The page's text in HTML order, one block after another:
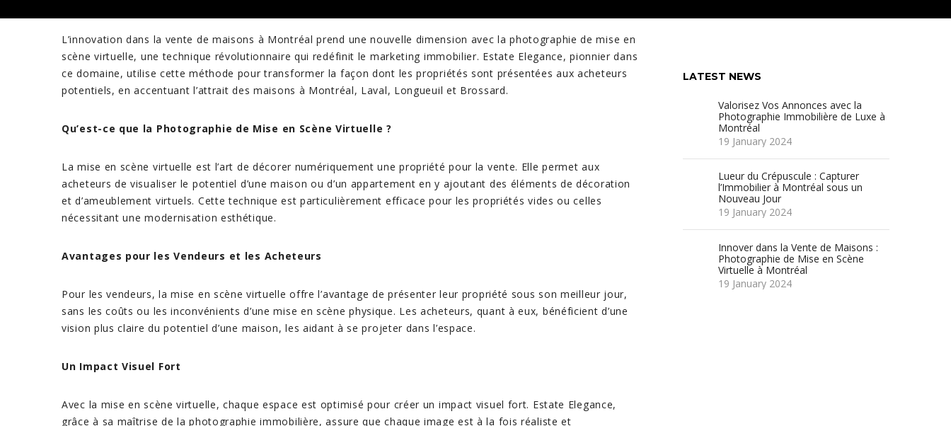
L’innovation dans la vente de maisons à Montréal prend une nouvelle dimension avec la photographie de mise en
scène virtuelle, une technique révolutionnaire qui redéfinit le marketing immobilier. Estate Elegance, pionnier dans
ce domaine, utilise cette méthode pour transformer la façon dont les propriétés sont présentées aux acheteurs
potentiels, en accentuant l’attrait des maisons à Montréal, Laval, Longueuil et Brossard.
Qu’est-ce que la Photographie de Mise en Scène Virtuelle ?
La mise en scène virtuelle est l’art de décorer numériquement une propriété pour la vente. Elle permet aux
acheteurs de visualiser le potentiel d’une maison ou d’un appartement en y ajoutant des éléments de décoration
et d’ameublement virtuels. Cette technique est particulièrement efficace pour les propriétés vides ou celles
nécessitant une modernisation esthétique.
Avantages pour les Vendeurs et les Acheteurs
Pour les vendeurs, la mise en scène virtuelle offre l’avantage de présenter leur propriété sous son meilleur jour,
sans les coûts ou les inconvénients d’une mise en scène physique. Les acheteurs, quant à eux, bénéficient d’une
vision plus claire du potentiel d’une maison, les aidant à se projeter dans l’espace.
Un Impact Visuel Fort
Avec la mise en scène virtuelle, chaque espace est optimisé pour créer un impact visuel fort. Estate Elegance,
grâce à sa maîtrise de la photographie immobilière, assure que chaque image est à la fois réaliste et
LATEST NEWS
Valorisez Vos Annonces avec la
Photographie Immobilière de Luxe à
Montréal
19 January 2024
Lueur du Crépuscule : Capturer
l’Immobilier à Montréal sous un
Nouveau Jour
19 January 2024
Innover dans la Vente de Maisons :
Photographie de Mise en Scène
Virtuelle à Montréal
19 January 2024